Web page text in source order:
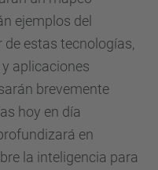
ejemplos del
estas tecnologías,
aplicaciones
brevemente
hoy en día
en
la inteligencia para